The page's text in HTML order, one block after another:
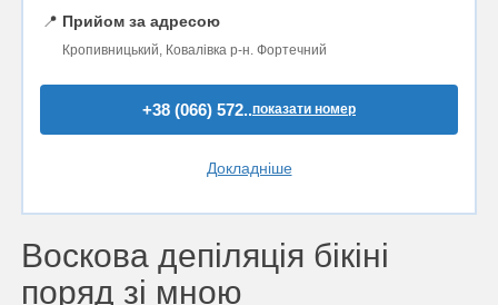
📍 Прийом за адресою
Кропивницький, Ковалівка р-н. Фортечний
+38 (066) 572..показати номер
Докладніше
Воскова депіляція бікіні
поряд зі мною